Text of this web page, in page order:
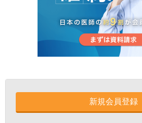
新規会員登録